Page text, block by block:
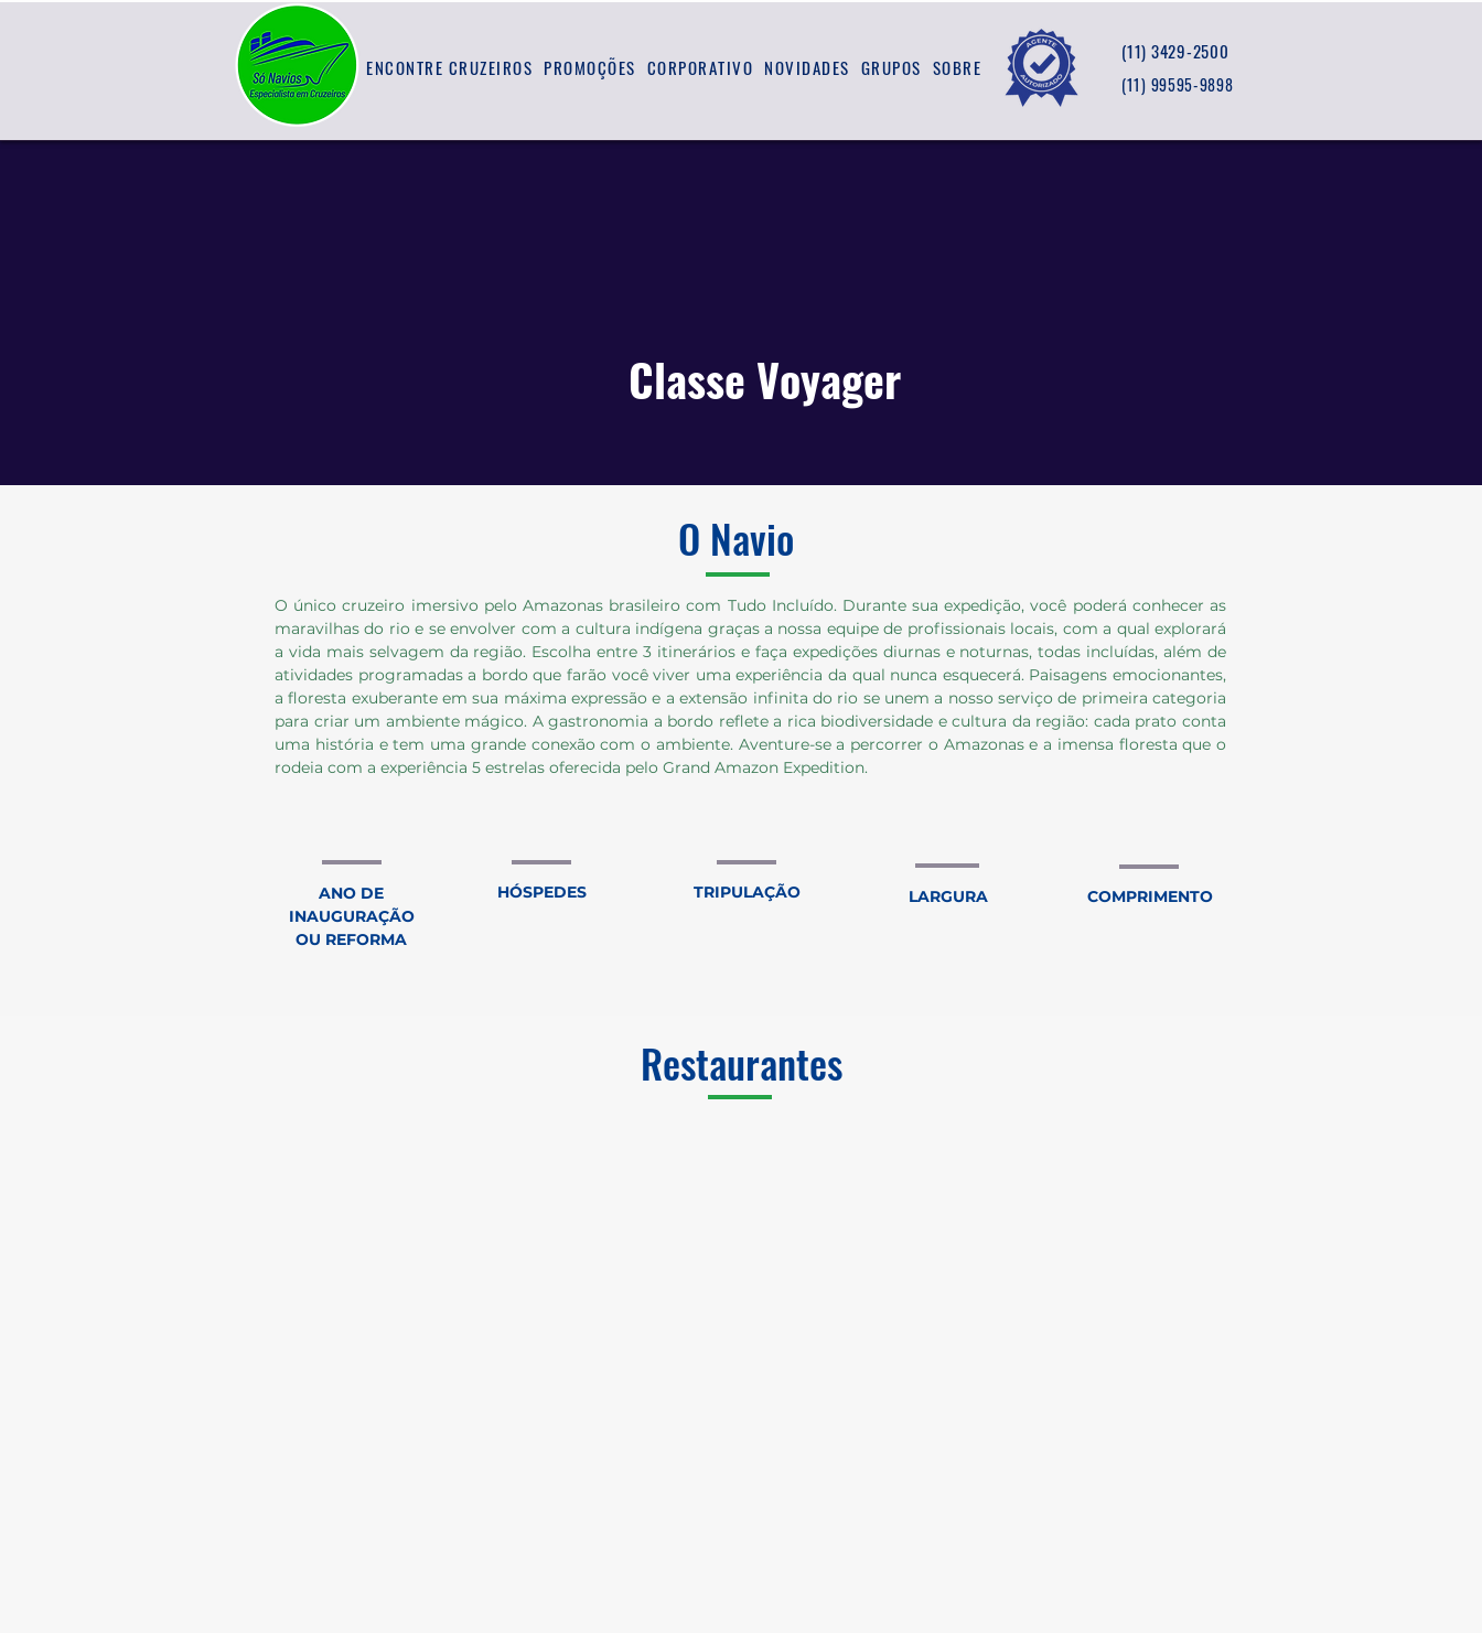
ENCONTRE CRUZEIROS PROMOÇÕES CORPORATIVO NOVIDADES GRUPOS SOBRE
(11) 3429-2500
(11) 99595-9898
Classe Voyager
O Navio
O único cruzeiro imersivo pelo Amazonas brasileiro com Tudo Incluído. Durante sua expedição, você poderá conhecer as
maravilhas do rio e se envolver com a cultura indígena graças a nossa equipe de profissionais locais, com a qual explorará
a vida mais selvagem da região. Escolha entre 3 itinerários e faça expedições diurnas e noturnas, todas incluídas, além de
atividades programadas a bordo que farão você viver uma experiência da qual nunca esquecerá. Paisagens emocionantes,
a floresta exuberante em sua máxima expressão e a extensão infinita do rio se unem a nosso serviço de primeira categoria
para criar um ambiente mágico. A gastronomia a bordo reflete a rica biodiversidade e cultura da região: cada prato conta
uma história e tem uma grande conexão com o ambiente. Aventure-se a percorrer o Amazonas e a imensa floresta que o
rodeia com a experiência 5 estrelas oferecida pelo Grand Amazon Expedition.
ANO DE
INAUGURAÇÃO
OU REFORMA
HÓSPEDES TRIPULAÇÃO LARGURA COMPRIMENTO
Restaurantes